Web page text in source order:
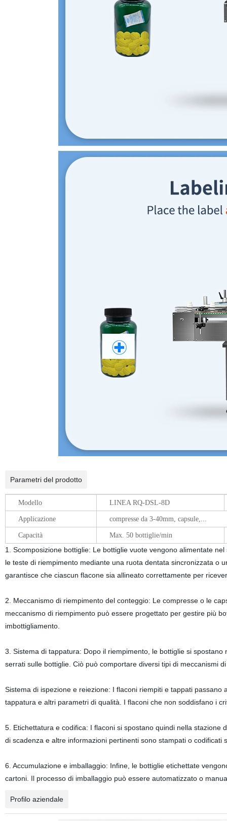
Parametri del prodotto
Modello LINEA RQ-DSL-8D
Applicazione compresse da 3-40mm, capsule,...
Capacità Max. 50 bottiglie/min
1. Scomposizione bottiglie: Le bottiglie vuote vengono alimentate
le teste di riempimento mediante una ruota dentata sincronizzata o
garantisce che ciascun flacone sia allineato correttamente per
2. Meccanismo di riempimento del conteggio: Le compresse o le
meccanismo di riempimento può essere progettato per gestire più
imbottigliamento.
3. Sistema di tappatura: Dopo il riempimento, le bottiglie si
serrati sulle bottiglie. Ciò può comportare diversi tipi di meccanismi
Sistema di ispezione e reiezione: I flaconi riempiti e tappati
tappatura e altri parametri di qualità. I flaconi che non soddisfano i
5. Etichettatura e codifica: I flaconi si spostano quindi nella
di scadenza e altre informazioni pertinenti sono stampati o codificati
6. Accumulazione e imballaggio: Infine, le bottiglie etichettate
cartoni. Il processo di imballaggio può essere automatizzato o
Profilo aziendale